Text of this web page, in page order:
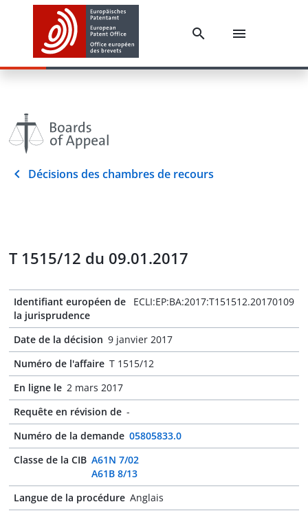
Décisions des chambres de recours
T 1515/12 du 09.01.2017
Identifiant européen de
la jurisprudence
ECLI:EP:BA:2017:T151512.20170109
Date de la décision 9 janvier 2017
Numéro de l'affaire T 1515/12
En ligne le 2 mars 2017
Requête en révision de -
Numéro de la demande 05805833.0
Classe de la CIB A61N 7/02
A61B 8/13
Langue de la procédure Anglais